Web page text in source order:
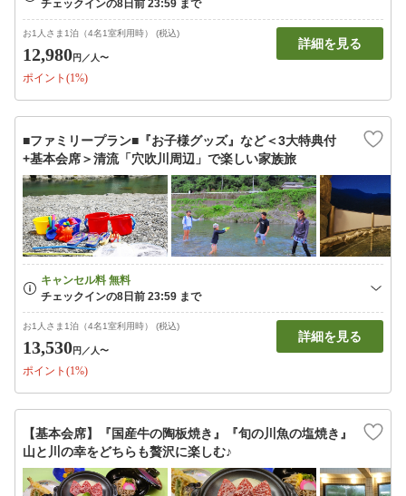
お1人さま1泊（4名1室利用時） (税込)
12,980円 ／人〜
ポイント(1%)
詳細を見る
■ファミリープラン■『お子様グッズ』など＜3大特典付
+基本会席＞清流「穴吹川周辺」で楽しい家族旅
お1人さま1泊（4名1室利用時） (税込)
13,530円 ／人〜
ポイント(1%)
詳細を見る
【基本会席】『国産牛の陶板焼き』『旬の川魚の塩焼き』
山と川の幸をどちらも贅沢に楽しむ♪